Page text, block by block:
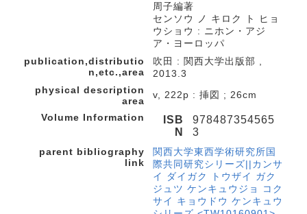
周子編著
センソウ ノ キロク ト ヒョ
ウショウ : ニホン・アジ
ア・ヨーロッパ
publication,distributio
n,etc.,area
吹田 : 関西大学出版部 ,
2013.3
physical description
area
v, 222p : 挿図 ; 26cm
Volume Information
ISB
N
978487354565
3
parent bibliography
link
関西大学東西学術研究所国
際共同研究シリーズ||カンサ
イ ダイガク トウザイ ガク
ジュツ ケンキュウジョ コク
サイ キョウドウ ケンキュウ